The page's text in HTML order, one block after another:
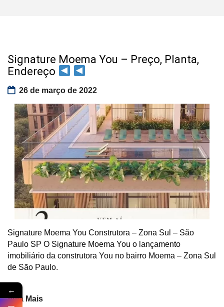
Signature Moema You – Preço, Planta,
Endereço
26 de março de 2022
Signature Moema You Construtora – Zona Sul – São
Paulo SP O Signature Moema You o lançamento
imobiliário da construtora You no bairro Moema – Zona Sul
de São Paulo.
Veja Mais
←